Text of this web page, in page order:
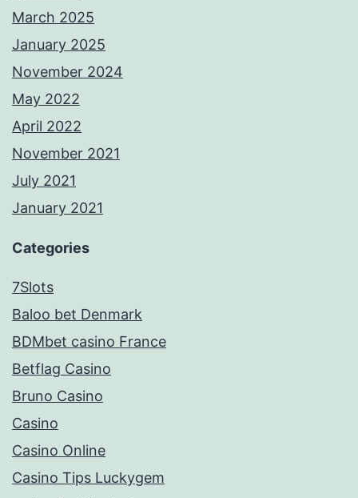
March 2025
January 2025
November 2024
May 2022
April 2022
November 2021
July 2021
January 2021
Categories
7Slots
Baloo bet Denmark
BDMbet casino France
Betflag Casino
Bruno Casino
Casino
Casino Online
Casino Tips Luckygem